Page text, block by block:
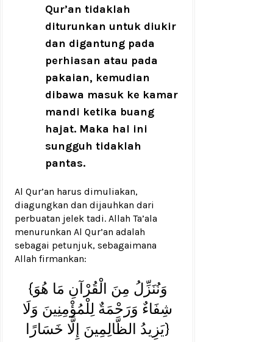
Qur’an tidaklah
diturunkan untuk diukir
dan digantung pada
perhiasan atau pada
pakaian, kemudian
dibawa masuk ke kamar
mandi ketika buang
hajat. Maka hal ini
sungguh tidaklah
pantas.
Al Qur’an harus dimuliakan,
diagungkan dan dijauhkan dari
perbuatan jelek tadi. Allah Ta’ala
menurunkan Al Qur’an adalah
sebagai petunjuk, sebagaimana
Allah firmankan:
{وَنُنَزِّلُ مِنَ الْقُرْآنِ مَا هُوَ
شِفَاءٌ وَرَحْمَةٌ لِلْمُؤْمِنِينَ وَلَا
يَزِيدُ الظَّالِمِينَ إِلَّا خَسَارًا}